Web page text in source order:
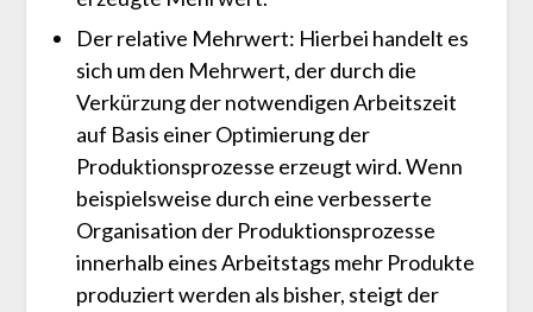
Der relative Mehrwert: Hierbei handelt es
sich um den Mehrwert, der durch die
Verkürzung der notwendigen Arbeitszeit
auf Basis einer Optimierung der
Produktionsprozesse erzeugt wird. Wenn
beispielsweise durch eine verbesserte
Organisation der Produktionsprozesse
innerhalb eines Arbeitstags mehr Produkte
produziert werden als bisher, steigt der